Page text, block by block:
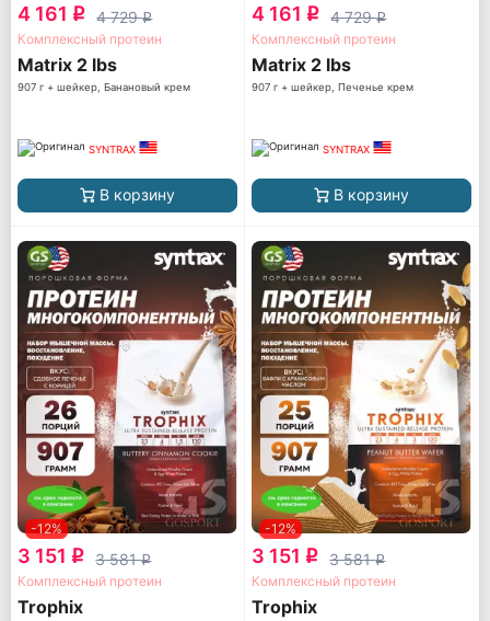
4 161 q 4 729q
Комплексный протеин
Matrix 2 lbs
907 г + шейкер, Банановый крем
SYNTRAX
В корзину
4 161 q 4 729q
Комплексный протеин
Matrix 2 lbs
907 г + шейкер, Печенье крем
SYNTRAX
В корзину
-12%
3 151 q 3 581q
Комплексный протеин
Trophix
-12%
3 151 q 3 581q
Комплексный протеин
Trophix